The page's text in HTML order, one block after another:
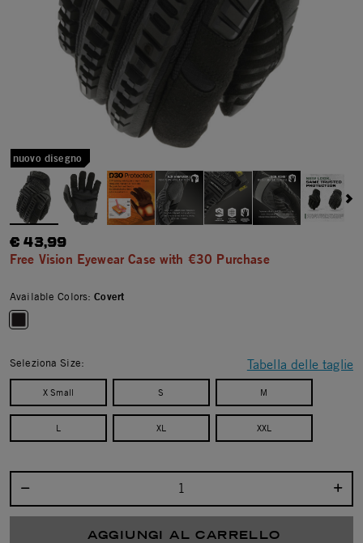
nuovo disegno
€ 43,99
Free Vision Eyewear Case with €30 Purchase
Available Colors:Covert
Tabella delle taglie
Seleziona Size:
X Small S M
L XL XXL
AGGIUNGI AL CARRELLO